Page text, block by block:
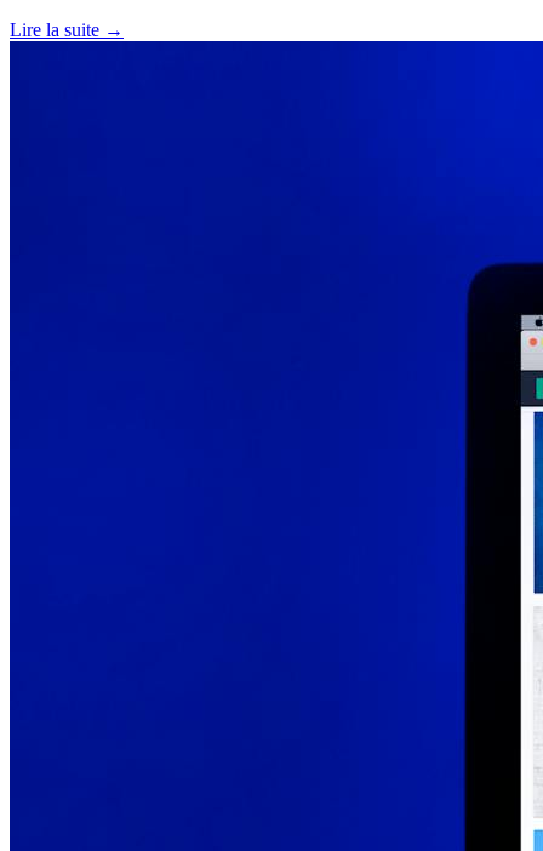
Lire la suite →